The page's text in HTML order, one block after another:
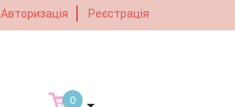
Авторизація Реєстрація
0